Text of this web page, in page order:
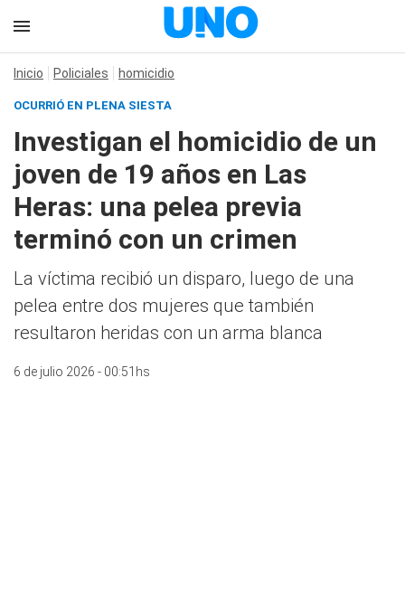
Inicio Policiales homicidio
OCURRIÓ EN PLENA SIESTA
Investigan el homicidio de un
joven de 19 años en Las
Heras: una pelea previa
terminó con un crimen
La víctima recibió un disparo, luego de una
pelea entre dos mujeres que también
resultaron heridas con un arma blanca
6 de julio 2026 - 00:51hs